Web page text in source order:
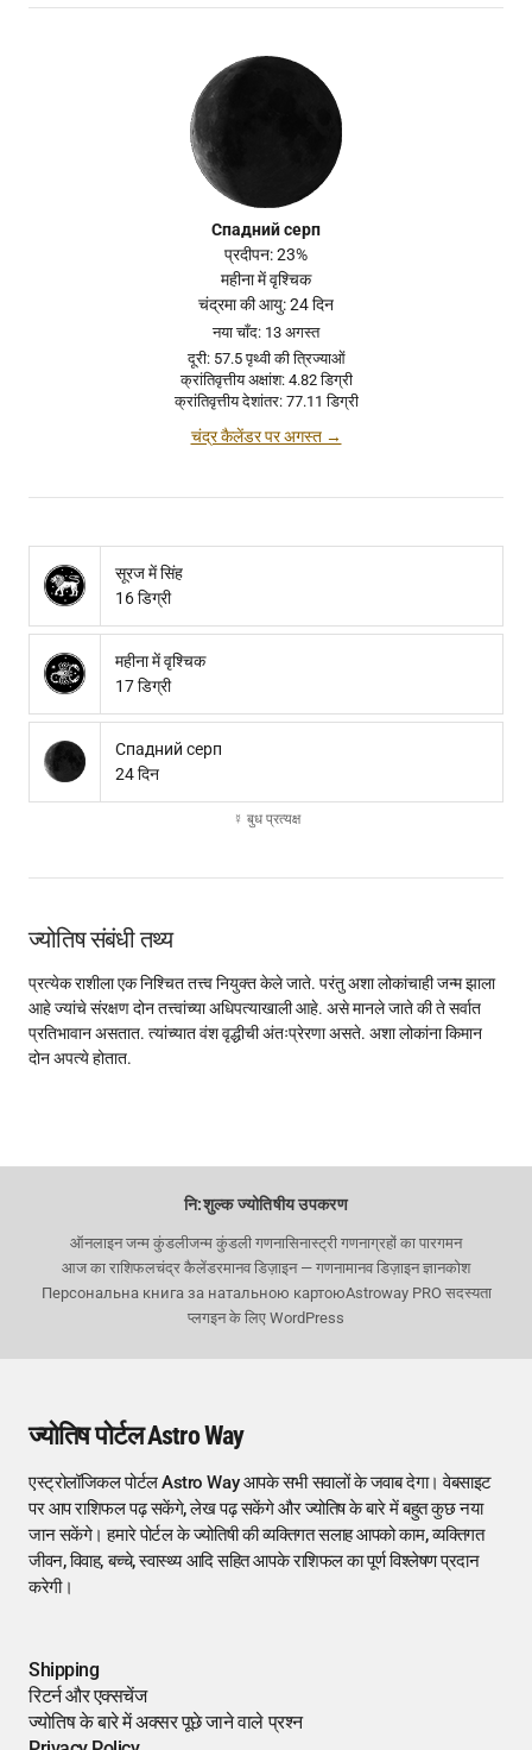
Спадний серп
प्रदीपन: 23%
महीना में वृश्चिक
चंद्रमा की आयु: 24 दिन
नया चाँद: 13 अगस्त
दूरी: 57.5 पृथ्वी की त्रिज्याओं
क्रांतिवृत्तीय अक्षांश: 4.82 डिग्री
क्रांतिवृत्तीय देशांतर: 77.11 डिग्री
चंद्र कैलेंडर पर अगस्त →
सूरज में सिंह
16 डिग्री
महीना में वृश्चिक
17 डिग्री
Спадний серп
24 दिन
☿ बुध प्रत्यक्ष
ज्योतिष संबंधी तथ्य
प्रत्येक राशीला एक निश्चित तत्त्व नियुक्त केले जाते. परंतु अशा लोकांचाही जन्म झाला
आहे ज्यांचे संरक्षण दोन तत्त्वांच्या अधिपत्याखाली आहे. असे मानले जाते की ते सर्वात
प्रतिभावान असतात. त्यांच्यात वंश वृद्धीची अंतःप्रेरणा असते. अशा लोकांना किमान
दोन अपत्ये होतात.
नि:शुल्क ज्योतिषीय उपकरण
ऑनलाइन जन्म कुंडलीजन्म कुंडली गणनासिनास्ट्री गणनाग्रहों का पारगमन
आज का राशिफलचंद्र कैलेंडरमानव डिज़ाइन — गणनामानव डिज़ाइन ज्ञानकोश
Персональна книга за натальною картоюAstroway PRO सदस्यता
प्लगइन के लिए WordPress
ज्योतिष पोर्टल Astro Way
एस्ट्रोलॉजिकल पोर्टल Astro Way आपके सभी सवालों के जवाब देगा। वेबसाइट
पर आप राशिफल पढ़ सकेंगे, लेख पढ़ सकेंगे और ज्योतिष के बारे में बहुत कुछ नया
जान सकेंगे। हमारे पोर्टल के ज्योतिषी की व्यक्तिगत सलाह आपको काम, व्यक्तिगत
जीवन, विवाह, बच्चे, स्वास्थ्य आदि सहित आपके राशिफल का पूर्ण विश्लेषण प्रदान
करेगी।
Shipping
रिटर्न और एक्सचेंज
ज्योतिष के बारे में अक्सर पूछे जाने वाले प्रश्न